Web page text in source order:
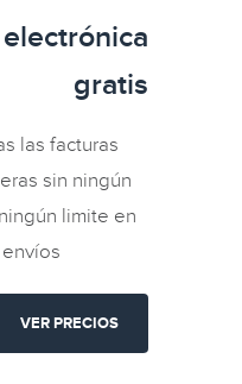
gratis
las facturas
sin ningún
limite en
VER PRECIOS